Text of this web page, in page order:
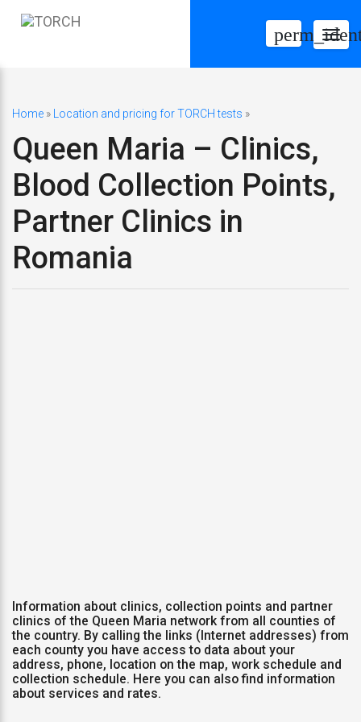
Home » Location and pricing for TORCH tests »
Queen Maria – Clinics,
Blood Collection Points,
Partner Clinics in
Romania
Information about clinics, collection points and partner
clinics of the Queen Maria network from all counties of
the country. By calling the links (Internet addresses) from
each county you have access to data about your
address, phone, location on the map, work schedule and
collection schedule. Here you can also find information
about services and rates.